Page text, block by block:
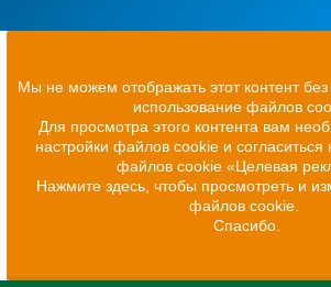
Мы не можем отображать этот контент
использование файлов
Для просмотра этого контента вам
настройки файлов cookie и согласиться
файлов cookie «Целевая
Нажмите здесь, чтобы просмотреть и
файлов cookie.
Спасибо.